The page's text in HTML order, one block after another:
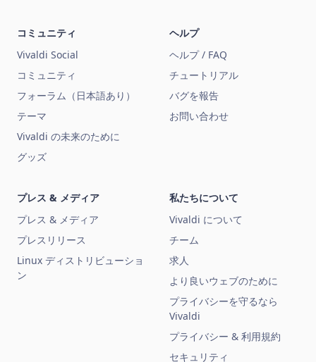
コミュニティ
Vivaldi Social
コミュニティ
フォーラム（日本語あり）
テーマ
Vivaldi の未来のために
グッズ
ヘルプ
ヘルプ / FAQ
チュートリアル
バグを報告
お問い合わせ
プレス & メディア
プレス & メディア
プレスリリース
Linux ディストリビューショ
ン
私たちについて
Vivaldi について
チーム
求人
より良いウェブのために
プライバシーを守るなら
Vivaldi
プライバシー & 利用規約
セキュリティ